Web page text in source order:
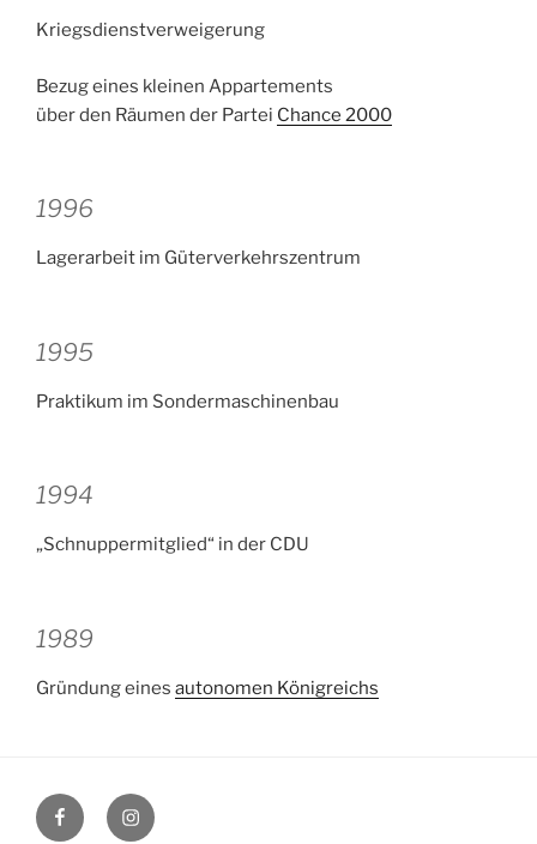
Kriegsdienstverweigerung
Bezug eines kleinen Appartements
über den Räumen der Partei Chance 2000
1996
Lagerarbeit im Güterverkehrszentrum
1995
Praktikum im Sondermaschinenbau
1994
„Schnuppermitglied“ in der CDU
1989
Gründung eines autonomen Königreichs
FacebookInstagram